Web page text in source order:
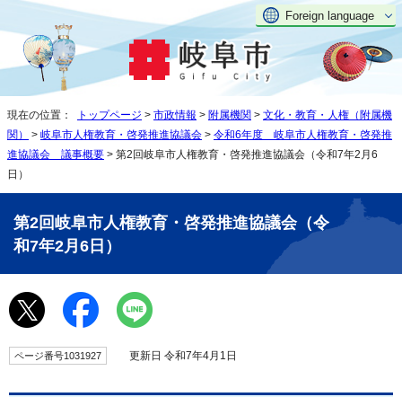
Foreign language
現在の位置： トップページ > 市政情報 > 附属機関 > 文化・教育・人権（附属機
関）
> 岐阜市人権教育・啓発推進協議会 > 令和6年度 岐阜市人権教育・啓発推
進協議会 議事概要 > 第2回岐阜市人権教育・啓発推進協議会（令和7年2月6
日）
第2回岐阜市人権教育・啓発推進協議会（令
和7年2月6日）
ページ番号1031927 更新日 令和7年4月1日